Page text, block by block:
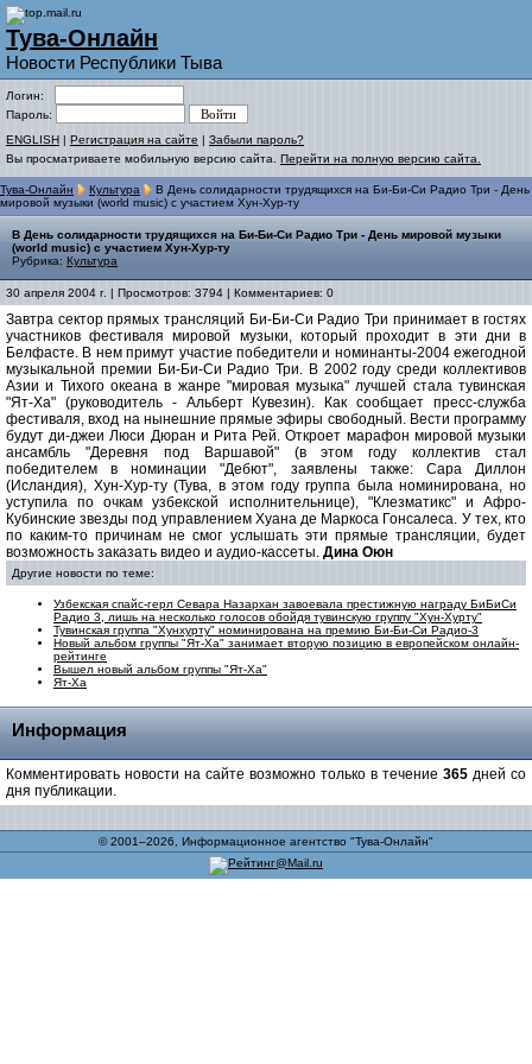
Тува-Онлайн
Новости Республики Тыва
Логин:
Пароль:
ENGLISH | Регистрация на сайте | Забыли пароль?
Вы просматриваете мобильную версию сайта. Перейти на полную версию сайта.
Тува-Онлайн Культура
В День солидарности трудящихся на Би-Би-Си Радио Три - День
мировой музыки (world music) с участием Хун-Хур-ту
В День солидарности трудящихся на Би-Би-Си Радио Три - День мировой музыки
(world music) с участием Хун-Хур-ту
Рубрика: Культура
30 апреля 2004 г. | Просмотров: 3794 | Комментариев: 0
Завтра сектор прямых трансляций Би-Би-Си Радио Три принимает в гостях
участников фестиваля мировой музыки, который проходит в эти дни в
Белфасте. В нем примут участие победители и номинанты-2004 ежегодной
музыкальной премии Би-Би-Си Радио Три. В 2002 году среди коллективов
Азии и Тихого океана в жанре "мировая музыка" лучшей стала тувинская
"Ят-Ха" (руководитель - Альберт Кувезин). Как сообщает пресс-служба
фестиваля, вход на нынешние прямые эфиры свободный. Вести программу
будут ди-джеи Люси Дюран и Рита Рей. Откроет марафон мировой музыки
ансамбль "Деревня под Варшавой" (в этом году коллектив стал
победителем в номинации "Дебют", заявлены также: Сара Диллон
(Исландия), Хун-Хур-ту (Тува, в этом году группа была номинирована, но
уступила по очкам узбекской исполнительнице), "Клезматикс" и Афро-
Кубинские звезды под управлением Хуана де Маркоса Гонсалеса. У тех, кто
по каким-то причинам не смог услышать эти прямые трансляции, будет
возможность заказать видео и аудио-кассеты. Дина Оюн
Другие новости по теме:
Узбекская спайс-герл Севара Назархан завоевала престижную награду БиБиСи
Радио 3, лишь на несколько голосов обойдя тувинскую группу "Хун-Хурту"
Тувинская группа "Хунхурту" номинирована на премию Би-Би-Си Радио-3
Новый альбом группы "Ят-Ха" занимает вторую позицию в европейском онлайн-
рейтинге
Вышел новый альбом группы "Ят-Ха"
Ят-Ха
Информация
Комментировать новости на сайте возможно только в течение 365 дней со
дня публикации.
© 2001–2026, Информационное агентство "Тува-Онлайн"